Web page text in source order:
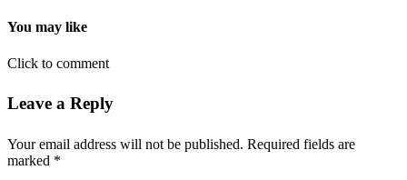
You may like
Click to comment
Leave a Reply
Your email address will not be published. Required fields are
marked *